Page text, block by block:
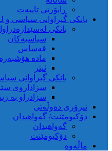
ڕاپۆرتی تایبەت
بانکی گیراوانی سیاسی و
بانکی
سیاسیەکان
قەساس
مادە
ئیتر
بانکی گیراوانی
سزاداروی
سزادراو بە
تیرۆری دەوڵەتی
دۆکیومێنت/ گەواهیدان
گەواهیدان
دۆکیومێنت
ماڵەوە